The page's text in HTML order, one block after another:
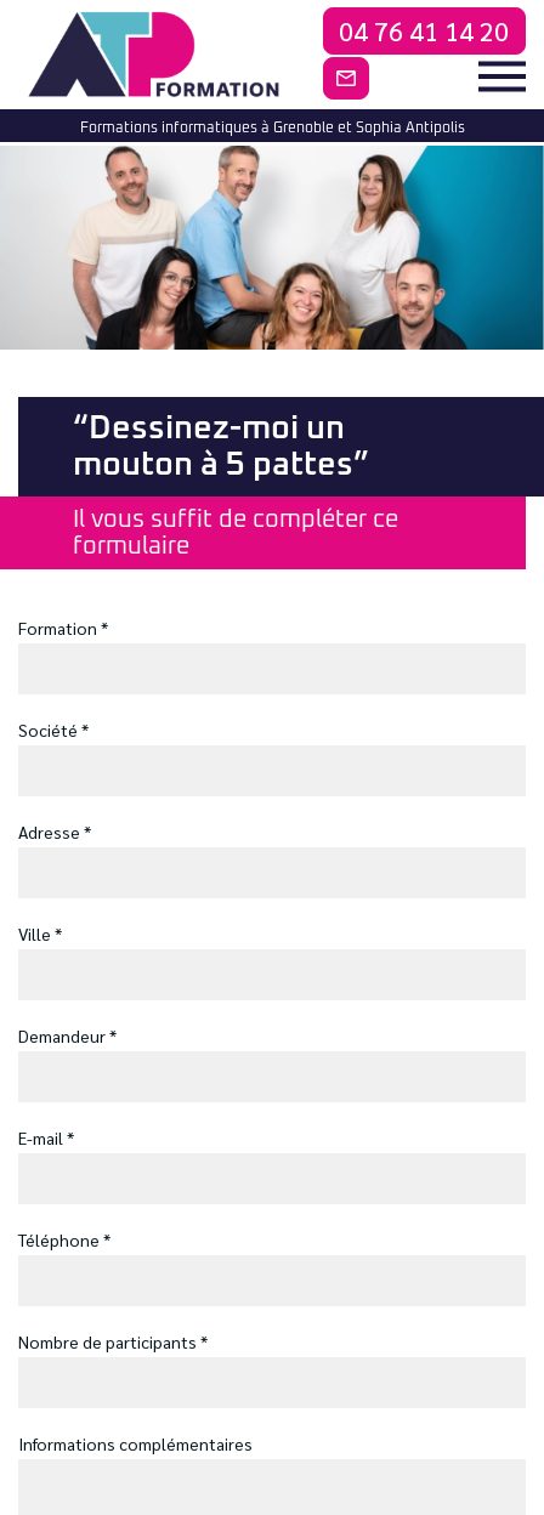
04 76 41 14 20
CONTACTEZ-
Formations informatiques à Grenoble et Sophia Antipolis
“Dessinez-moi un
mouton à 5 pattes”
Il vous suffit de compléter ce
formulaire
Formation *
Société *
Adresse *
Ville *
Demandeur *
E-mail *
Téléphone *
Nombre de participants *
Informations complémentaires